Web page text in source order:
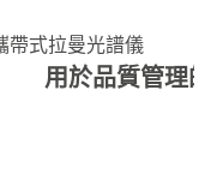
帶式拉曼光譜儀
用於品質管理